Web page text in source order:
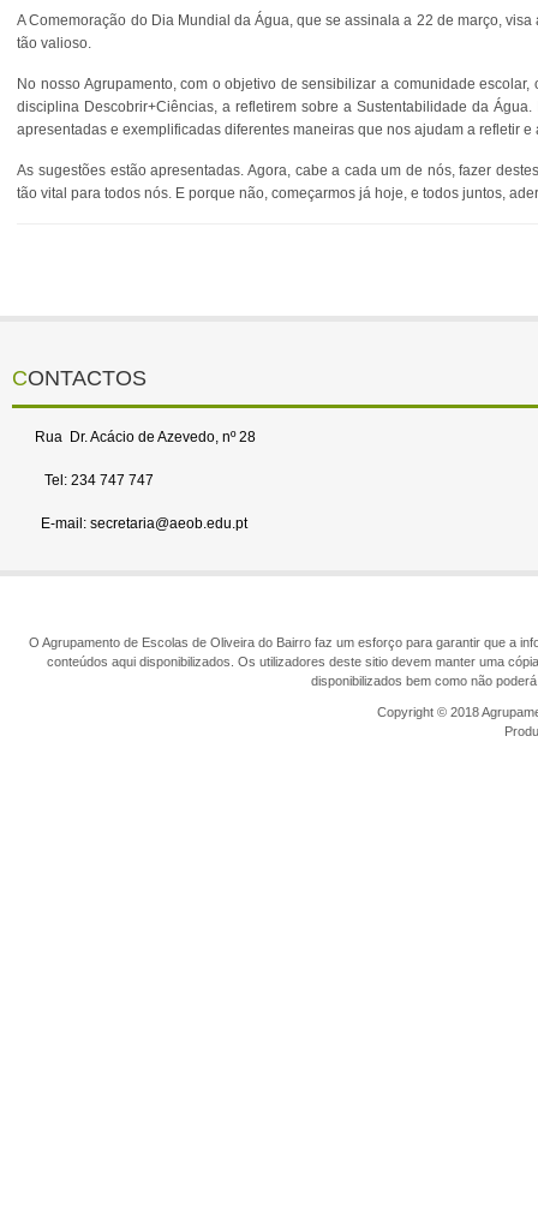
A Comemoração do Dia Mundial da Água, que se assinala a 22 de março,
tão valioso.
No nosso Agrupamento, com o objetivo de sensibilizar a comunidade
disciplina Descobrir+Ciências, a refletirem sobre a Sustentabilidade da
apresentadas e exemplificadas diferentes maneiras que nos ajudam a refletir
As sugestões estão apresentadas. Agora, cabe a cada um de nós, fazer
tão vital para todos nós. E porque não, começarmos já hoje, e todos juntos,
CONTACTOS
Rua Dr. Acácio de Azevedo, nº 28
Tel: 234 747 747
E-mail: secretaria@aeob.edu.pt
O Agrupamento de Escolas de Oliveira do Bairro faz um esforço para garantir que a
conteúdos aqui disponibilizados. Os utilizadores deste sitio devem manter uma
disponibilizados bem como não
Copyright © 2018